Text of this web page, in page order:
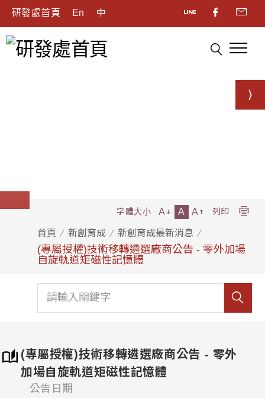
研發處首頁 En 中
首頁 新創育成 新創育成最新消息
(專屬授權)技術移轉遴選廠商公告 - 零外加場
自旋軌道矩磁性記憶體
字體大小 A A A 列印
(專屬授權)技術移轉遴選廠商公告 - 零外
加場自旋軌道矩磁性記憶體
公告日期